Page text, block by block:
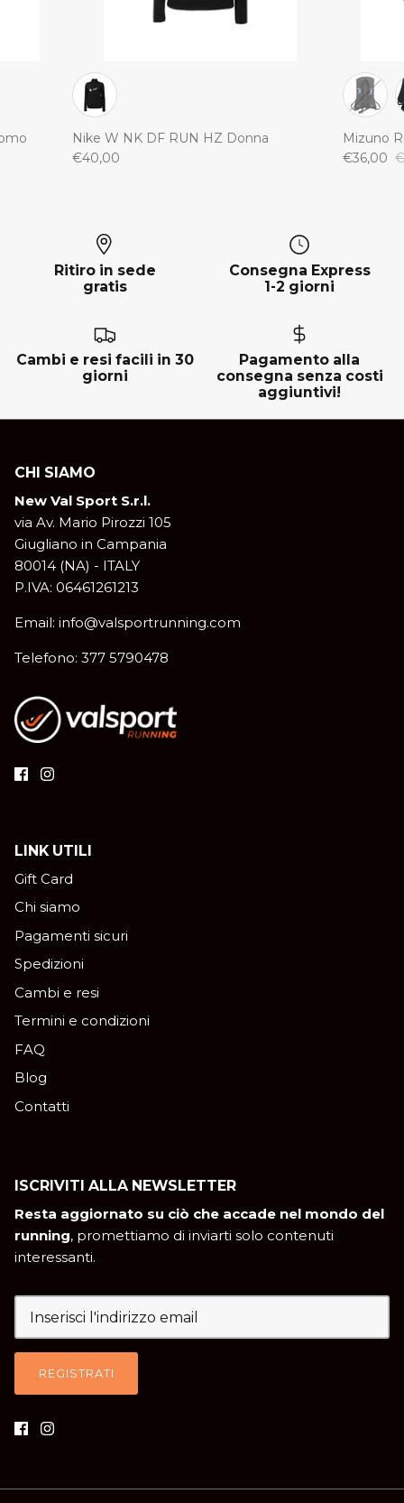
Nike W NK DF RUN HZ Donna
€40,00
Mizuno
€36,00
Ritiro in sede
gratis
Consegna Express
1-2 giorni
Cambi e resi facili in 30
giorni
Pagamento alla
consegna senza costi
aggiuntivi!
CHI SIAMO
New Val Sport S.r.l.
via Av. Mario Pirozzi 105
Giugliano in Campania
80014 (NA) - ITALY
P.IVA: 06461261213
Email: info@valsportrunning.com
Telefono: 377 5790478
LINK UTILI
Gift Card
Chi siamo
Pagamenti sicuri
Spedizioni
Cambi e resi
Termini e condizioni
FAQ
Blog
Contatti
ISCRIVITI ALLA NEWSLETTER
Resta aggiornato su ciò che accade nel mondo del
running, promettiamo di inviarti solo contenuti
interessanti.
REGISTRATI